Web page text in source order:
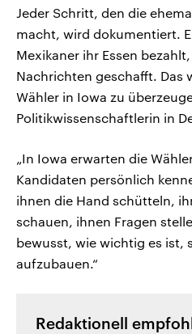
Jeder Schritt, den die
macht, wird dokumentiert.
Mexikaner ihr Essen
Nachrichten geschafft. Das
Wähler in Iowa zu
Politikwissenschaftlerin in
„In Iowa erwarten die
Kandidaten persönlich
ihnen die Hand schütteln,
schauen, ihnen Fragen
bewusst, wie wichtig es ist,
aufzubauen.“
Redaktionell